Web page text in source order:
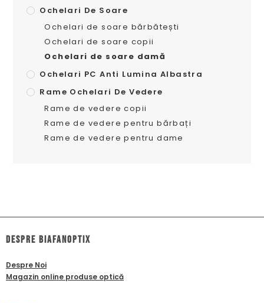
Ochelari De Soare
Ochelari de soare bărbătești
Ochelari de soare copii
Ochelari de soare damă
Ochelari PC Anti Lumina Albastra
Rame Ochelari De Vedere
Rame de vedere copii
Rame de vedere pentru bărbați
Rame de vedere pentru dame
dESPRE biafanoptix
Despre Noi
Magazin online produse optică